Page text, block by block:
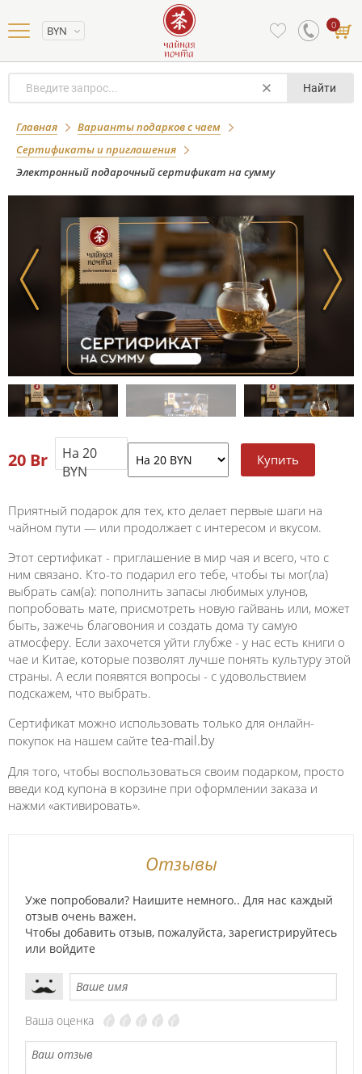
BYN 0
Найти
Главная
Варианты подарков с чаем
Сертификаты и приглашения
Электронный подарочный сертификат на сумму
Электронный подарочный
сертификат на сумму
20 Br
На 20
BYN
Приятный подарок для тех, кто делает первые шаги на
чайном пути — или продолжает с интересом и вкусом.
Этот сертификат - приглашение в мир чая и всего, что с
ним связано. Кто-то подарил его тебе, чтобы ты мог(ла)
выбрать сам(а): пополнить запасы любимых улунов,
попробовать мате, присмотреть новую гайвань или, может
быть, зажечь благовония и создать дома ту самую
атмосферу. Если захочется уйти глубже - у нас есть книги о
чае и Китае, которые позволят лучше понять культуру этой
страны. А если появятся вопросы - с удовольствием
подскажем, что выбрать.
Сертификат можно использовать только для онлайн-
покупок на нашем сайте tea-mail.by
Для того, чтобы воспользоваться своим подарком, просто
введи код купона в корзине при оформлении заказа и
нажми «активировать».
Отзывы
Уже попробовали? Наишите немного.. Для нас каждый
отзыв очень важен.
Чтобы добавить отзыв, пожалуйста, зарегистрируйтесь
или войдите
Ваша оценка